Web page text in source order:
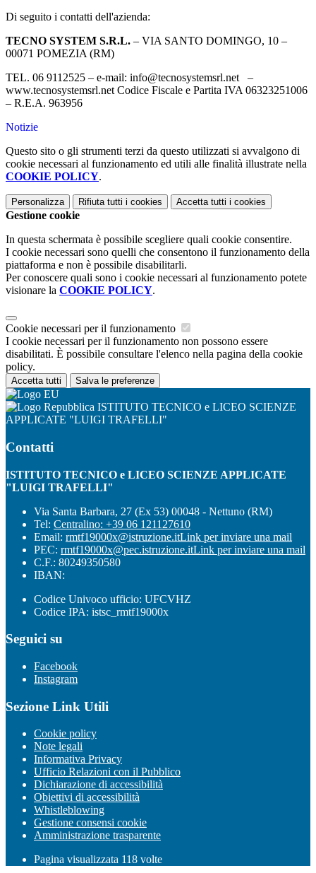
Di seguito i contatti dell'azienda:
TECNO SYSTEM S.R.L. – VIA SANTO DOMINGO, 10 –
00071 POMEZIA (RM)
TEL. 06 9112525 – e-mail: info@tecnosystemsrl.net –
www.tecnosystemsrl.net Codice Fiscale e Partita IVA 06323251006
– R.E.A. 963956
Notizie
Questo sito o gli strumenti terzi da questo utilizzati si avvalgono di
cookie necessari al funzionamento ed utili alle finalità illustrate nella
COOKIE POLICY.
Personalizza Rifiuta tutti i cookies Accetta tutti i cookies
Gestione cookie
In questa schermata è possibile scegliere quali cookie consentire.
I cookie necessari sono quelli che consentono il funzionamento della
piattaforma e non è possibile disabilitarli.
Per conoscere quali sono i cookie necessari al funzionamento potete
visionare la COOKIE POLICY.
Cookie necessari per il funzionamento
I cookie necessari per il funzionamento non possono essere
disabilitati. È possibile consultare l'elenco nella pagina della cookie
policy.
Accetta tutti Salva le preferenze
ISTITUTO TECNICO e LICEO SCIENZE
APPLICATE "LUIGI TRAFELLI"
Contatti
ISTITUTO TECNICO e LICEO SCIENZE APPLICATE
"LUIGI TRAFELLI"
Via Santa Barbara, 27 (Ex 53) 00048 - Nettuno (RM)
Tel: Centralino: +39 06 121127610
Email: rmtf19000x@istruzione.itLink per inviare una mail
PEC: rmtf19000x@pec.istruzione.itLink per inviare una mail
C.F.: 80249350580
IBAN:
Codice Univoco ufficio: UFCVHZ
Codice IPA: istsc_rmtf19000x
Seguici su
Facebook
Instagram
Sezione Link Utili
Cookie policy
Note legali
Informativa Privacy
Ufficio Relazioni con il Pubblico
Dichiarazione di accessibilità
Obiettivi di accessibilità
Whistleblowing
Gestione consensi cookie
Amministrazione trasparente
Pagina visualizzata 118 volte